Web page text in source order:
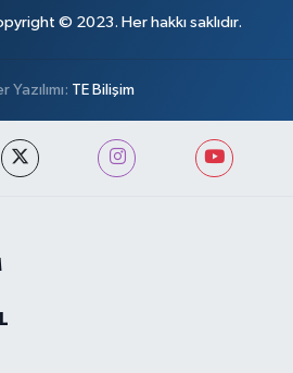
© 2023. Her hakkı saklıdır.
Yazılımı: TE Bilişim